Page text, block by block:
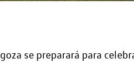
se preparará para